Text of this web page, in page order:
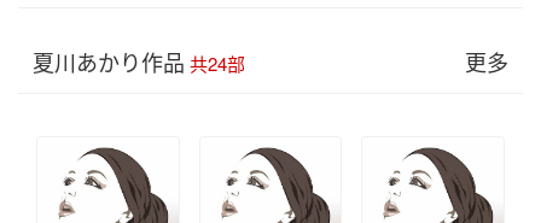
更多
夏川あかり作品 共24部